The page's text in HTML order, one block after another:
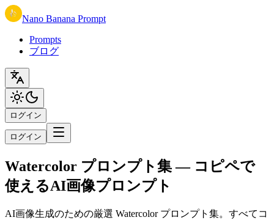
Nano Banana Prompt
Prompts
ブログ
ログイン
ログイン
Watercolor プロンプト集 — コピペで
使えるAI画像プロンプト
AI画像生成のための厳選 Watercolor プロンプト集。すべてコ